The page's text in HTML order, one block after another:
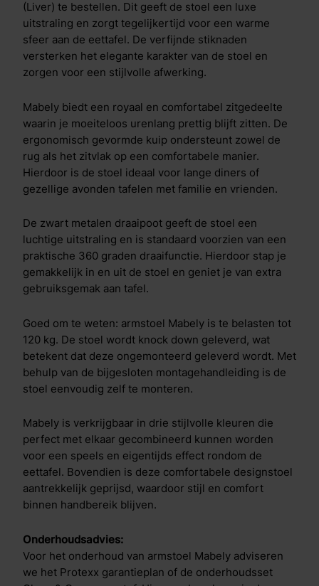
(Liver) te bestellen. Dit geeft de stoel een luxe
uitstraling en zorgt tegelijkertijd voor een warme
sfeer aan de eettafel. De verfijnde stiknaden
versterken het elegante karakter van de stoel en
zorgen voor een stijlvolle afwerking.
Mabely biedt een royaal en comfortabel zitgedeelte
waarin je moeiteloos urenlang prettig blijft zitten. De
ergonomisch gevormde kuip ondersteunt zowel de
rug als het zitvlak op een comfortabele manier.
Hierdoor is de stoel ideaal voor lange diners of
gezellige avonden tafelen met familie en vrienden.
De zwart metalen draaipoot geeft de stoel een
luchtige uitstraling en is standaard voorzien van een
praktische 360 graden draaifunctie. Hierdoor stap je
gemakkelijk in en uit de stoel en geniet je van extra
gebruiksgemak aan tafel.
Goed om te weten: armstoel Mabely is te belasten tot
120 kg. De stoel wordt knock down geleverd, wat
betekent dat deze ongemonteerd geleverd wordt. Met
behulp van de bijgesloten montagehandleiding is de
stoel eenvoudig zelf te monteren.
Mabely is verkrijgbaar in drie stijlvolle kleuren die
perfect met elkaar gecombineerd kunnen worden
voor een speels en eigentijds effect rondom de
eettafel. Bovendien is deze comfortabele designstoel
aantrekkelijk geprijsd, waardoor stijl en comfort
binnen handbereik blijven.
Onderhoudsadvies:
Voor het onderhoud van armstoel Mabely adviseren
we het Protexx garantieplan of de onderhoudsset